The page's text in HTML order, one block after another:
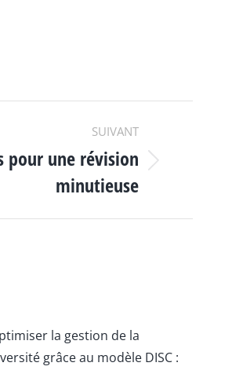
SUIVANT
pour une révision
minutieuse
la gestion de la
grâce au modèle DISC :